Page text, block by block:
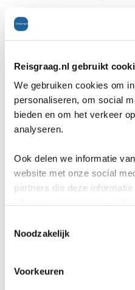
Reisgraag.nl gebruikt
We gebruiken cookies om
personaliseren, om social
bieden en om het verkeer
analyseren.
Ook delen we informatie
website met onze social
partners die deze
Noodzakelijk
Voorkeuren
de Ionische Zeekust.
adembenemende,
Albanië. Het is een
vakantiebestemming
restaurants, bars en
Sarandë ligt niet ver
vandaan en vanaf
Griekse eiland Corfu
dagelijks veerdienst
alles over de